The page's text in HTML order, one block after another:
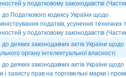
у податковому законодавстві
Податкового кодексу України щодо
податків, усунення технічних
у податковому законодавстві
деяких законодавчих актів України щодо
органу інтелектуальної власності
деяких законодавчих актів України щодо
захисту прав на торговельні марки і